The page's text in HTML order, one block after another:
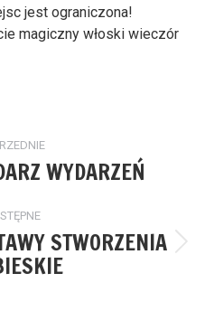
jest ograniczona!
magiczny włoski wieczór
PoprzedniWYDARZEŃ
Następny
wpis:
STWORZENIA